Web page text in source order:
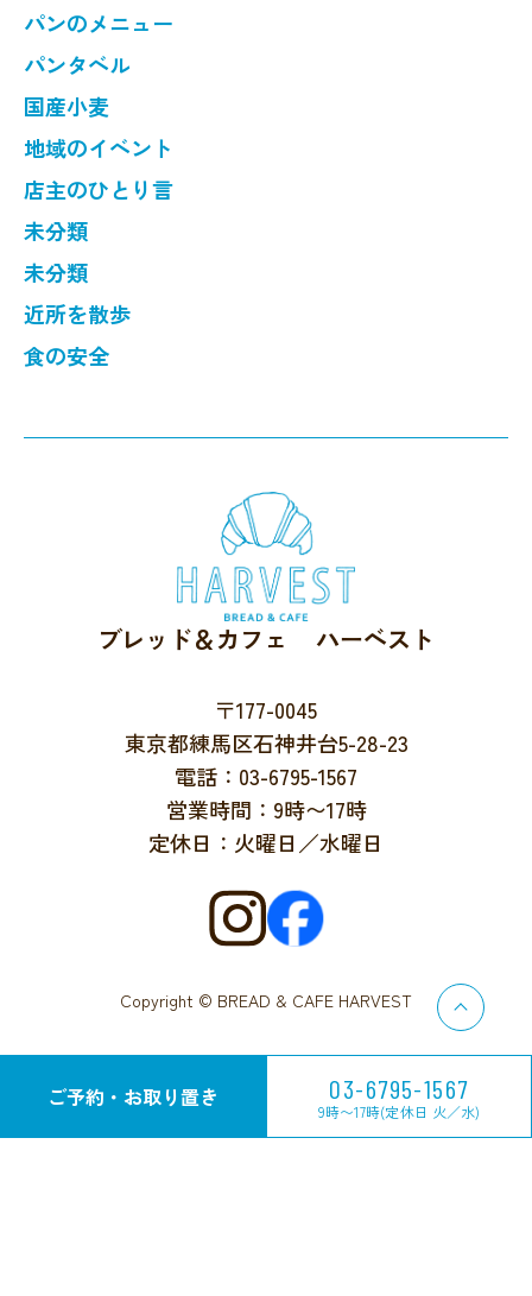
ご予約・お取り置き 03-6795-1567
9時〜17時(定休日 火／水)
パンのメニュー
パンタベル
国産小麦
地域のイベント
店主のひとり言
未分類
未分類
近所を散歩
食の安全
ブレッド＆カフェ ハーベスト
〒177-0045
東京都練馬区石神井台5-28-23
電話：03-6795-1567
営業時間：9時〜17時
定休日：火曜日／水曜日
Copyright © BREAD & CAFE HARVEST